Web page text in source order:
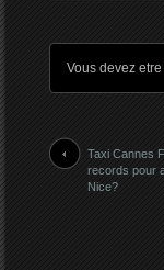
Vous devez etre
Taxi Cannes
records pour
Nice?